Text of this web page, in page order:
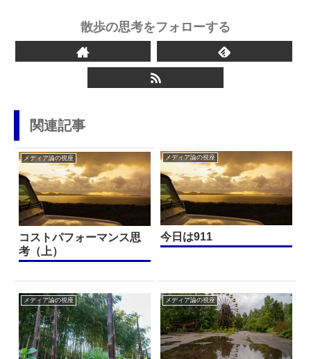
散歩の思考をフォローする
関連記事
メディア論の視座
コストパフォーマンス思
考（上）
メディア論の視座
今日は911
メディア論の視座 メディア論の視座